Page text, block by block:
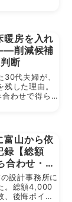
暖房を入れ
削減候補
断
代夫婦が、
した理由。
わせで得ら
富山から依
録【総額
わせ・後
設計事務所に
。総額4,000
、後悔ポイン